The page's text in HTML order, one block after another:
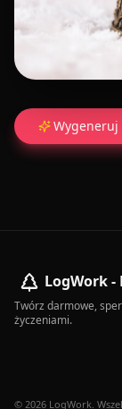
Wygeneruj
LogWork
Twórz darmowe,
życzeniami.
© 2026 LogWork.